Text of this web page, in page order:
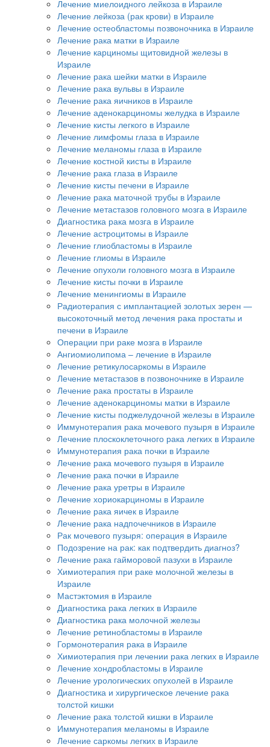
Лечение миелоидного лейкоза в Израиле
Лечение лейкоза (рак крови) в Израиле
Лечение остеобластомы позвоночника в Израиле
Лечение рака матки в Израиле
Лечение карциномы щитовидной железы в
Израиле
Лечение рака шейки матки в Израиле
Лечение рака вульвы в Израиле
Лечение рака яичников в Израиле
Лечение аденокарциномы желудка в Израиле
Лечение кисты легкого в Израиле
Лечение лимфомы глаза в Израиле
Лечение меланомы глаза в Израиле
Лечение костной кисты в Израиле
Лечение рака глаза в Израиле
Лечение кисты печени в Израиле
Лечение рака маточной трубы в Израиле
Лечение метастазов головного мозга в Израиле
Диагностика рака мозга в Израиле
Лечение астроцитомы в Израиле
Лечение глиобластомы в Израиле
Лечение глиомы в Израиле
Лечение опухоли головного мозга в Израиле
Лечение кисты почки в Израиле
Лечение менингиомы в Израиле
Радиотерапия с имплантацией золотых зерен —
высокоточный метод лечения рака простаты и
печени в Израиле
Операции при раке мозга в Израиле
Ангиомиолипома – лечение в Израиле
Лечение ретикулосаркомы в Израиле
Лечение метастазов в позвоночнике в Израиле
Лечение рака простаты в Израиле
Лечение аденокарциномы матки в Израиле
Лечение кисты поджелудочной железы в Израиле
Иммунотерапия рака мочевого пузыря в Израиле
Лечение плоскоклеточного рака легких в Израиле
Иммунотерапия рака почки в Израиле
Лечение рака мочевого пузыря в Израиле
Лечение рака почки в Израиле
Лечение рака уретры в Израиле
Лечение хориокарциномы в Израиле
Лечение рака яичек в Израиле
Лечение рака надпочечников в Израиле
Рак мочевого пузыря: операция в Израиле
Подозрение на рак: как подтвердить диагноз?
Лечение рака гайморовой пазухи в Израиле
Химиотерапия при раке молочной железы в
Израиле
Мастэктомия в Израиле
Диагностика рака легких в Израиле
Диагностика рака молочной железы
Лечение ретинобластомы в Израиле
Гормонотерапия рака в Израиле
Химиотерапия при лечении рака легких в Израиле
Лечение хондробластомы в Израиле
Лечение урологических опухолей в Израиле
Диагностика и хирургическое лечение рака
толстой кишки
Лечение рака толстой кишки в Израиле
Иммунотерапия меланомы в Израиле
Лечение саркомы легких в Израиле